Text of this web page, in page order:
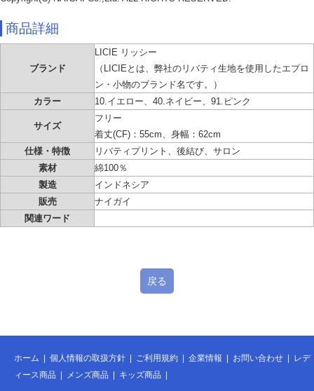
商品詳細
ブランド
LICIE リッシー
（LICIEとは、弊社のリバティ生地を使用したエプロ
ン・小物のブランド名です。）
カラー
10.イエロー、40.ネイビー、91.ピンク
サイズ
フリー
着丈(CF)：55cm、身幅：62cm
仕様・特徴
リバティプリント、後結び、サロン
素材
綿100％
製造
インドネシア
販売
ナイガイ
関連ワード
戻る
ホーム 個人情報の取扱方針 ご利用規約 企業情報 お問い合わせ
レデ
ィース商品
メンズ商品 キッズ商品